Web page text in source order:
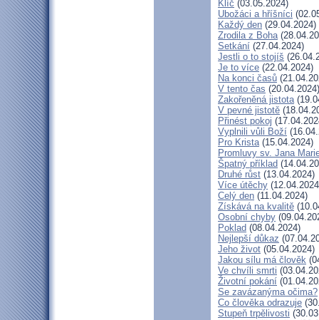
Klíč (03.05.2024)
Ubožáci a hříšníci
Každý den (29.04.2024)
Zrodila z Boha
Setkání (27.04.2024)
Jestli o to stojíš
Je to více (22.04.2024)
Na konci časů
V tento čas (20.04.2024)
Zakořeněná jistota
V pevné jistotě
Přinést pokoj
Vyplnili vůli Boží
Pro Krista(15.04.2024)
Promluvy sv. Jana
Špatný příklad
Druhé růst (13.04.2024)
Více útěchy
Celý den (11.04.2024)
Získává na kvalitě
Osobní chyby
Poklad (08.04.2024)
Nejlepší důkaz
Jeho život (05.04.2024)
Jakou sílu má člověk
Ve chvíli smrti
Životní pokání
Se zavázanýma očima?
Co člověka odrazuje
Stupeň trpělivosti